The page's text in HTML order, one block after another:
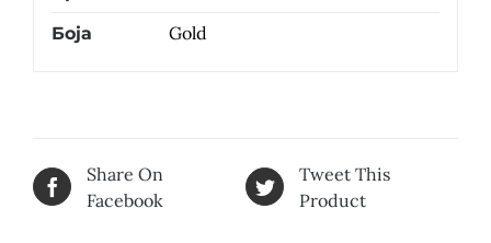
Боја Gold
Share On
Facebook
Tweet This
Product